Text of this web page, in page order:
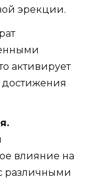
эрекции.
активирует
влияние на
различными